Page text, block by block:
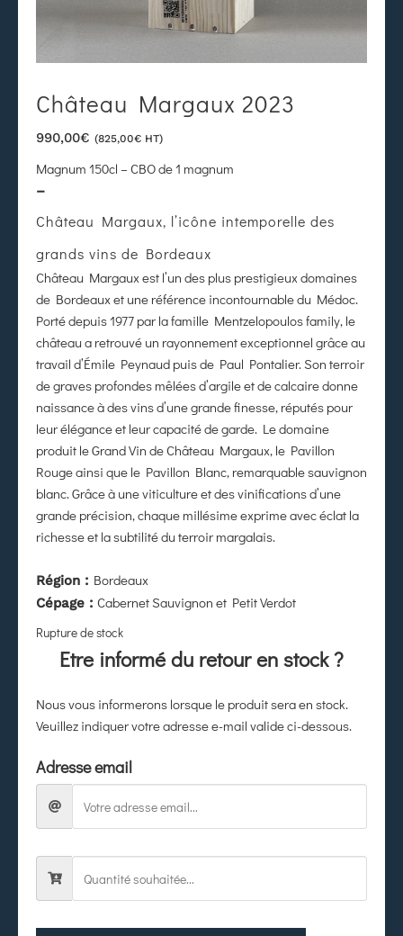
Château Margaux 2023
990,00€ (825,00€ HT)
Magnum 150cl – CBO de 1 magnum
–
Château Margaux, l’icône intemporelle des
grands vins de Bordeaux
Château Margauxest l’un des plus prestigieux domaines
de Bordeaux et une référence incontournable du Médoc.
Porté depuis 1977 par la famille Mentzelopoulos family, le
château a retrouvé un rayonnement exceptionnel grâce au
travail d’Émile Peynaud puis de Paul Pontalier. Son terroir
de graves profondes mêlées d’argile et de calcaire donne
naissance à des vins d’une grande finesse, réputés pour
leur élégance et leur capacité de garde. Le domaine
produit le Grand Vin de Château Margaux, le Pavillon
Rouge ainsi que le Pavillon Blanc, remarquable sauvignon
blanc. Grâce à une viticulture et des vinifications d’une
grande précision, chaque millésime exprime avec éclat la
richesse et la subtilité du terroir margalais.
Région : Bordeaux
Cépage : Cabernet Sauvignon et Petit Verdot
Rupture de stock
Etre informé du retour en stock ?
Nous vous informerons lorsque le produit sera en stock.
Veuillez indiquer votre adresse e-mail valide ci-dessous.
Adresse email